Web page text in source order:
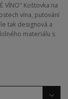
VÍNO" Koštovka na
vína, putování
tak designová a
materiálu s